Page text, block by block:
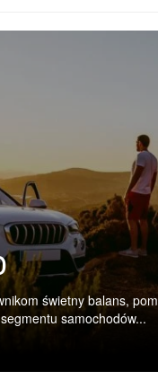
świetny balans,
samochodów...